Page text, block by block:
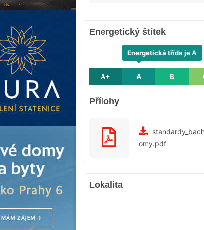
Energetický štítek
A+ A
Energetická třída je A
B
Přílohy
omy.pdf
Lokalita